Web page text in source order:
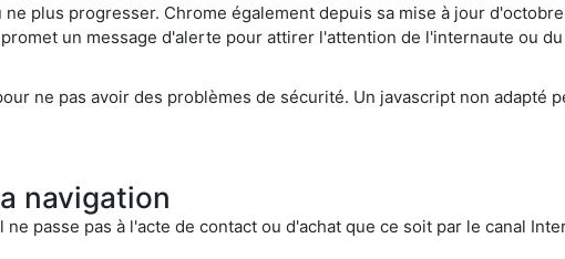
plus progresser. Chrome également depuis sa mise à jour
un message d'alerte pour attirer l'attention de l'internaute ou
ne pas avoir des problèmes de sécurité. Un javascript non adapté
navigation
passe pas à l'acte de contact ou d'achat que ce soit par le canal